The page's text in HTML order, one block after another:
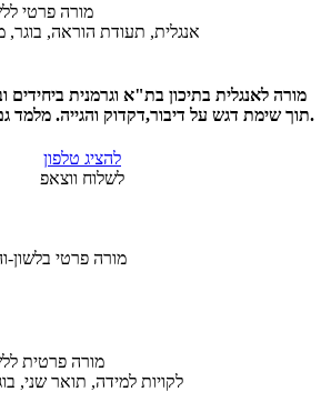
מורה פרטי
אנגלית, תעודת הוראה, בוגר,
מורה לאנגלית בתיכון בת"א וגרמנית ביחידים
תוך שימת דגש על דיבור,דקדוק והגייה. מלמד גם דרך הסקייפ/וואטצ'פ.
להציג טלפון
לשלוח ווצאפ
מורה פרטית
לקויות למידה, תואר שני,